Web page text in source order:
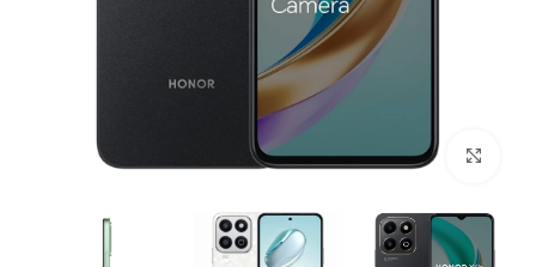
بزرگنمایی تصویر